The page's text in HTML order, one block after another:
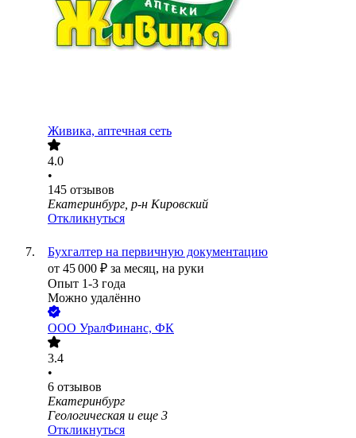
Живика, аптечная сеть
4.0
•
145 отзывов
Екатеринбург, р-н Кировский
Откликнуться
Бухгалтер на первичную документацию
от 45 000 ₽ за месяц, на руки
Опыт 1-3 года
Можно удалённо
ООО УралФинанс, ФК
3.4
•
6 отзывов
Екатеринбург
Геологическая и еще 3
Откликнуться